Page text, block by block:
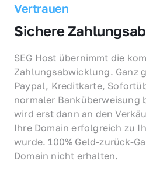
Vertrauen
Sichere
SEG Host übernimmt die
Zahlungsabwicklung. Ganz
Paypal, Kreditkarte,
normaler Banküberweisung
wird erst dann an den
Ihre Domain erfolgreich zu
wurde. 100% Geld-zurück-
Domain nicht erhalten.